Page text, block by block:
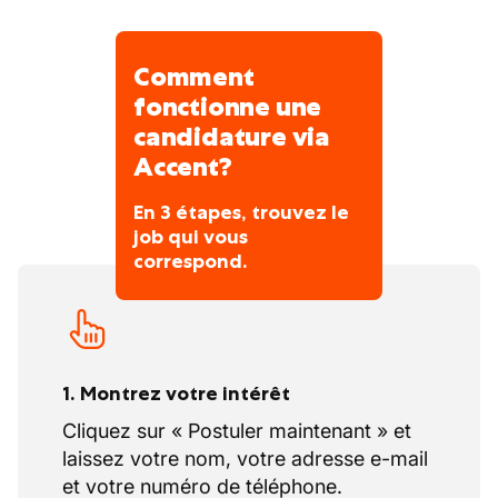
Comment
fonctionne une
candidature via
Accent?
En 3 étapes, trouvez le
job qui vous
correspond.
1. Montrez votre intérêt
Cliquez sur « Postuler maintenant » et
laissez votre nom, votre adresse e-mail
et votre numéro de téléphone.